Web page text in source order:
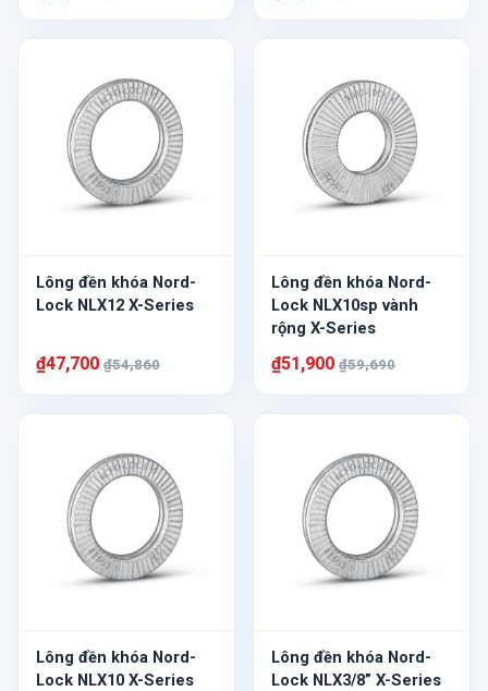
Lông đền khóa Nord-
Lock NLX12 X-Series
₫47,700 ₫54,860
Lông đền khóa Nord-
Lock NLX10sp vành
rộng X-Series
₫51,900 ₫59,690
Lông đền khóa Nord-
Lock NLX10 X-Series
Lông đền khóa Nord-
Lock NLX3/8” X-Series